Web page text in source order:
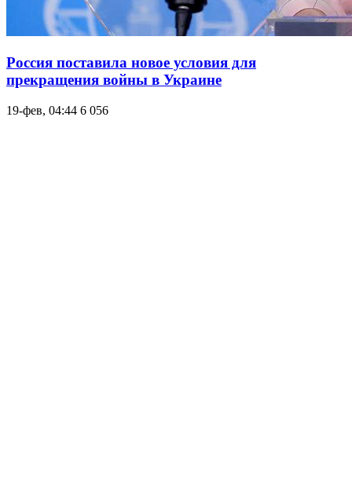
Россия поставила новое условия для
прекращения войны в Украине
19-фев, 04:44 6 056